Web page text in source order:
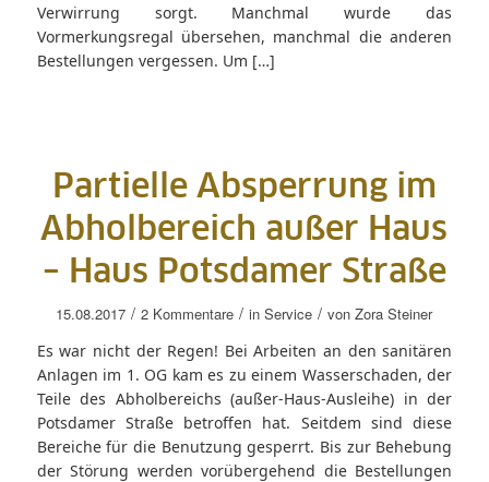
Verwirrung sorgt. Manchmal wurde das
Vormerkungsregal übersehen, manchmal die anderen
Bestellungen vergessen. Um […]
Partielle Absperrung im
Abholbereich außer Haus
– Haus Potsdamer Straße
15.08.2017 / 2 Kommentare / inService / vonZora Steiner
Es war nicht der Regen! Bei Arbeiten an den sanitären
Anlagen im 1. OG kam es zu einem Wasserschaden, der
Teile des Abholbereichs (außer-Haus-Ausleihe) in der
Potsdamer Straße betroffen hat. Seitdem sind diese
Bereiche für die Benutzung gesperrt. Bis zur Behebung
der Störung werden vorübergehend die Bestellungen